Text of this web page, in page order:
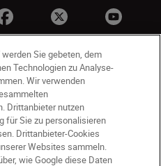
Sie gebeten, dem
Technologien zu Analyse-
Wir verwenden
Drittanbieter nutzen
für Sie zu personalisieren
Drittanbieter-Cookies
Websites sammeln.
wie Google diese Daten